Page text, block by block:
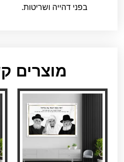
בפני דהייה ושריטות.
מוצרים